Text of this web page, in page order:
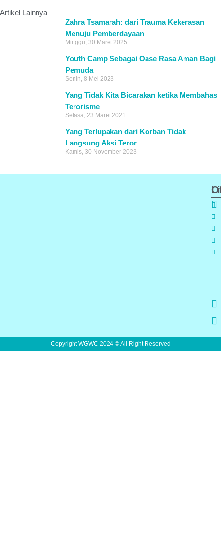
Artikel Lainnya
Zahra Tsamarah: dari Trauma Kekerasan
Menuju Pemberdayaan
Minggu, 30 Maret 2025
Youth Camp Sebagai Oase Rasa Aman Bagi
Pemuda
Senin, 8 Mei 2023
Yang Tidak Kita Bicarakan ketika Membahas
Terorisme
Selasa, 23 Maret 2021
Yang Terlupakan dari Korban Tidak
Langsung Aksi Teror
Kamis, 30 November 2023
Copyright WGWC 2024 © All Right Reserved